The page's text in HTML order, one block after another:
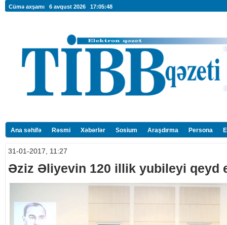
Cümə axşamı 6 avqust 2026 17:05:49
Ana səhifə Rəsmi Xəbərlər Sosium Araşdırma Persona
31-01-2017, 11:27
Əziz Əliyevin 120 illik yubileyi qeyd